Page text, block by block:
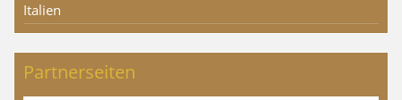
Italien
Partnerseiten